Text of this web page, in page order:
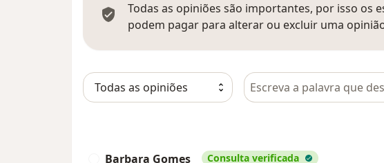
Todas as opiniões são importantes, por isso os
podem pagar para alterar ou excluir uma
Pesquisar em opiniões
Barbara Gomes Consulta verificada